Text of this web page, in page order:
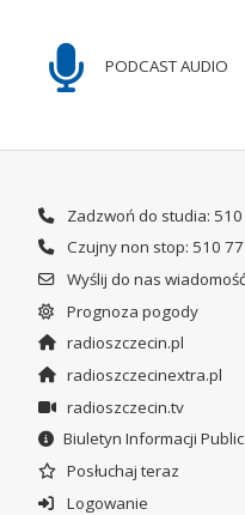
PODCAST AUDIO
Zadzwoń do studia:
Czujny non stop: 510
Wyślij do nas wiadomość
Prognoza pogody
radioszczecin.pl
radioszczecinextra.pl
radioszczecin.tv
Biuletyn Informacji
Posłuchaj teraz
Logowanie